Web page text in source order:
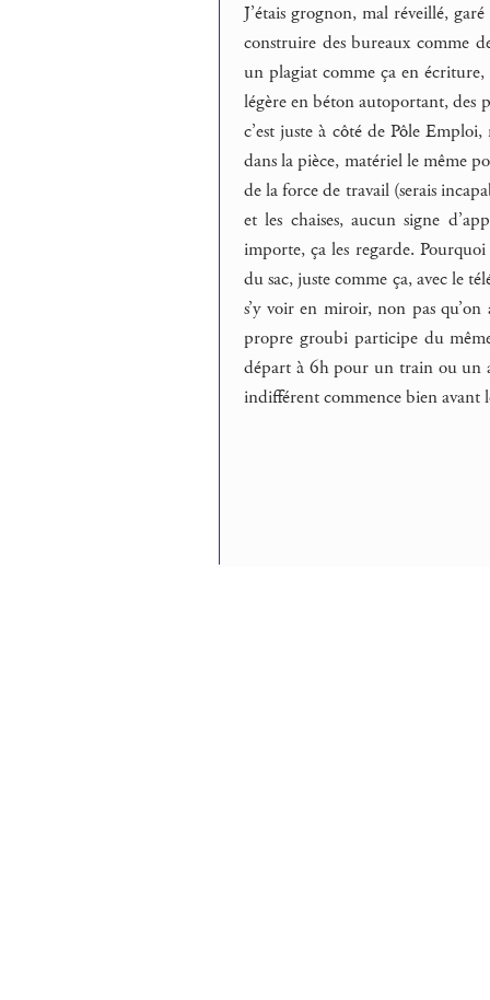
J’étais grognon, mal réveillé,
construire des bureaux comme
un plagiat comme ça en
légère en béton autoportant, des
c’est juste à côté de Pôle
dans la pièce, matériel le même
de la force de travail (serais
et les chaises, aucun signe
importe, ça les regarde.
du sac, juste comme ça, avec le
s’y voir en miroir, non pas
propre groubi participe du
départ à 6h pour un train ou un
indifférent commence bien avant